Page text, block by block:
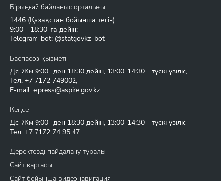
Бірыңғай байланыс орталығы
1446 (Қазақстан бойынша тегін)
9:00 - 18:30-ға дейін:
Telegram-bot: @statgovkz_bot
Баспасөз қызметі
Дс-Жм 9:00 -ден 18:30 дейін, 13:00-14:30 – түскі үзіліс,
Тел. +7 7172 749002,
E-mail: e.press@aspire.gov.kz.
Кеңсе
Дс-Жм 9:00 -ден 18:30 дейін, 13:00-14:30 – түскі үзіліс
Тел. +7 7172 74 95 47
Деректерді пайдалану туралы
Сайт картасы
Сайт бойынша видеонавигация